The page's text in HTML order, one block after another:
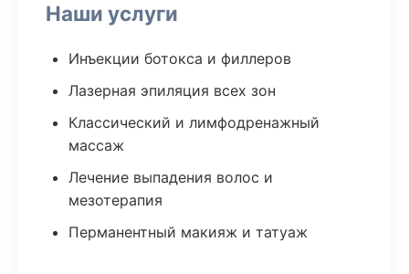
Наши услуги
Инъекции ботокса и филлеров
Лазерная эпиляция всех зон
Классический и лимфодренажный
массаж
Лечение выпадения волос и
мезотерапия
Перманентный макияж и татуаж